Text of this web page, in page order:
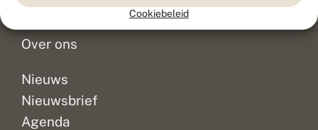
Cookiebeleid
Doneer
Over ons
Nieuws
Nieuwsbrief
Agenda